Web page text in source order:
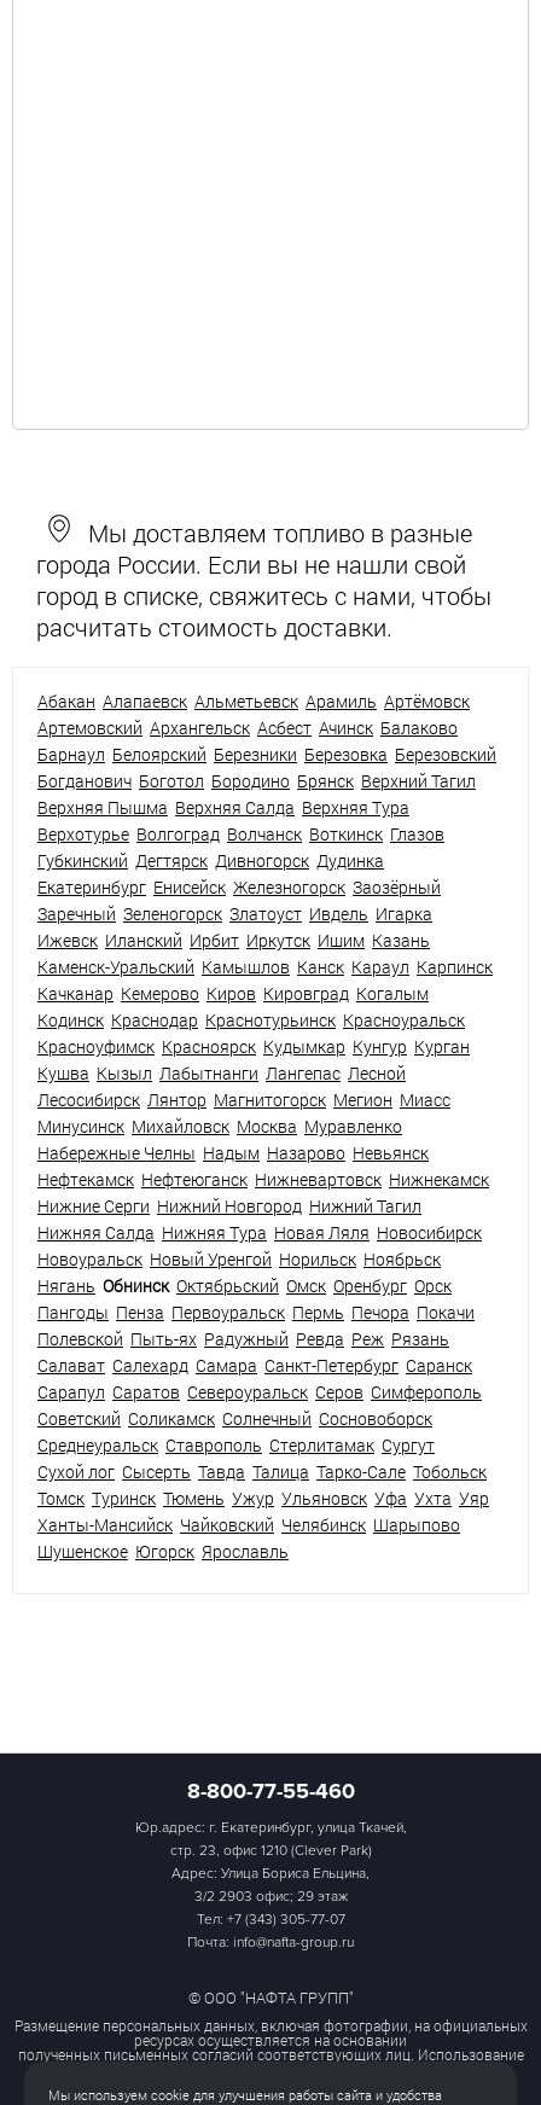
Мы доставляем топливо в разные
города России. Если вы не нашли свой
город в списке, свяжитесь с нами, чтобы
расчитать стоимость доставки.
Абакан Алапаевск Альметьевск Арамиль Артёмовск
Артемовский Архангельск Асбест Ачинск Балаково
Барнаул Белоярский Березники Березовка Березовский
Богданович Боготол Бородино Брянск Верхний Тагил
Верхняя Пышма Верхняя Салда Верхняя Тура
Верхотурье Волгоград Волчанск Воткинск Глазов
Губкинский Дегтярск Дивногорск Дудинка
Екатеринбург Енисейск Железногорск Заозёрный
Заречный Зеленогорск Златоуст Ивдель Игарка
Ижевск Иланский Ирбит Иркутск Ишим Казань
Каменск-Уральский Камышлов Канск Караул Карпинск
Качканар Кемерово Киров Кировград Когалым
Кодинск Краснодар Краснотурьинск Красноуральск
Красноуфимск Красноярск Кудымкар Кунгур Курган
Кушва Кызыл Лабытнанги Лангепас Лесной
Лесосибирск Лянтор Магнитогорск Мегион Миасс
Минусинск Михайловск Москва Муравленко
Набережные Челны Надым Назарово Невьянск
Нефтекамск Нефтеюганск Нижневартовск Нижнекамск
Нижние Серги Нижний Новгород Нижний Тагил
Нижняя Салда Нижняя Тура Новая Ляля Новосибирск
Новоуральск Новый Уренгой Норильск Ноябрьск
Нягань Обнинск Октябрьский Омск Оренбург Орск
Пангоды Пенза Первоуральск Пермь Печора Покачи
Полевской Пыть-ях Радужный Ревда Реж Рязань
Салават Салехард Самара Санкт-Петербург Саранск
Сарапул Саратов Североуральск Серов Симферополь
Советский Соликамск Солнечный Сосновоборск
Среднеуральск Ставрополь Стерлитамак Сургут
Сухой лог Сысерть Тавда Талица Тарко-Сале Тобольск
Томск Туринск Тюмень Ужур Ульяновск Уфа Ухта Уяр
Ханты-Мансийск Чайковский Челябинск Шарыпово
Шушенское Югорск Ярославль
8-800-77-55-460
Юр.адрес: г. Екатеринбург, улица Ткачей,
стр. 23, офис 1210 (Clever Park)
Адрес: Улица Бориса Ельцина,
3/2 2903 офис; 29 этаж
Тел: +7 (343) 305-77-07
Почта: info@nafta-group.ru
© ООО "НАФТА ГРУПП"
Размещение персональных данных, включая фотографии, на официальных
ресурсах осуществляется на основании
полученных письменных согласий соответствующих лиц. Использование
этих материалов третьими лицами
Мы используем cookie для улучшения работы сайта и удобства